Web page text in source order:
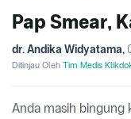
Pap Smear,
dr. Andika Widyatama,
Ditinjau Oleh Tim Medis
Anda masih bingung